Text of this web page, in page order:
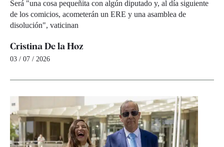
Será "una cosa pequeñita con algún diputado y, al día siguiente
de los comicios, acometerán un ERE y una asamblea de
disolución", vaticinan
Cristina De la Hoz
03 / 07 / 2026